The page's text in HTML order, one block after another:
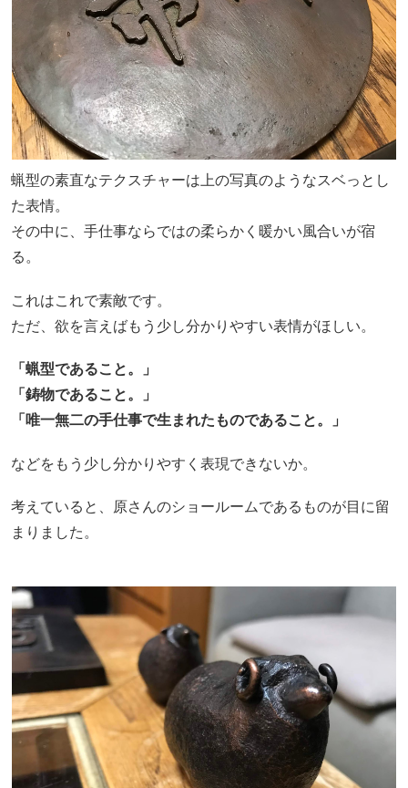
蝋型の素直なテクスチャーは上の写真のようなスベっとし
た表情。
その中に、手仕事ならではの柔らかく暖かい風合いが宿
る。
これはこれで素敵です。
ただ、欲を言えばもう少し分かりやすい表情がほしい。
「蝋型であること。」
「鋳物であること。」
「唯一無二の手仕事で生まれたものであること。」
などをもう少し分かりやすく表現できないか。
考えていると、原さんのショールームであるものが目に留
まりました。